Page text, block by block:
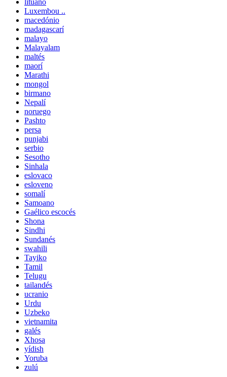
lituano
Luxembou ..
macedónio
madagascarí
malayo
Malayalam
maltés
maorí
Marathi
mongol
birmano
Nepalí
noruego
Pashto
persa
punjabi
serbio
Sesotho
Sinhala
eslovaco
esloveno
somalí
Samoano
Gaélico escocés
Shona
Sindhi
Sundanés
swahili
Tayiko
Tamil
Telugu
tailandés
ucranio
Urdu
Uzbeko
vietnamita
galés
Xhosa
yídish
Yoruba
zulú